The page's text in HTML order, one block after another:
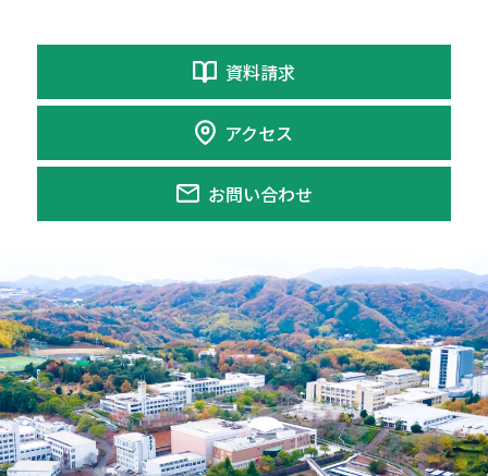
資料請求
アクセス
お問い合わせ